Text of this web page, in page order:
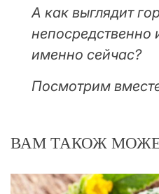
А как выглядит
непосредственно
именно сейчас?
Посмотрим
ВАМ ТАКОЖ